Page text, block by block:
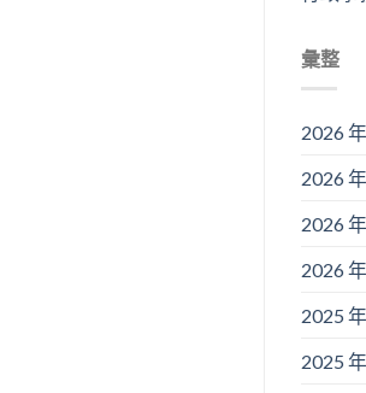
彙整
2026
2026
2026
2026
2025
2025